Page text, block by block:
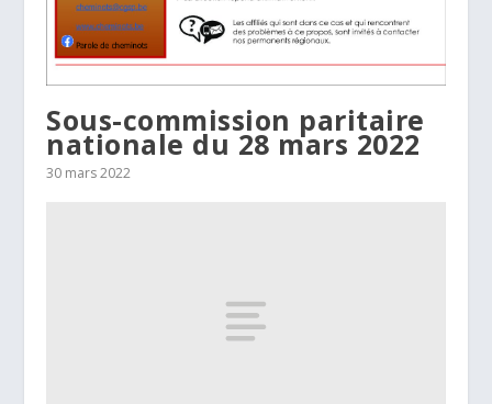
Sous-commission paritaire
nationale du 28 mars 2022
30 mars 2022